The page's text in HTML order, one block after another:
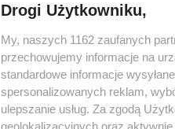
Drogi Użytkowniku,
My, naszych 1162 zaufanych
przechowujemy informacje na
standardowe informacje
spersonalizowanych reklam,
ulepszanie usług. Za zgodą
geolokalizacyjnych oraz